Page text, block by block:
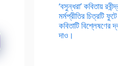
‘বসুন্ধরা’ কবিতায়
মর্মপ্রীতির চিত্রটি
কবিতাটি বিশ্লেষণের
দাও।